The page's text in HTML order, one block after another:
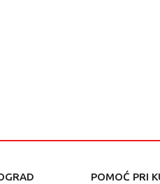
POMOĆ PRI